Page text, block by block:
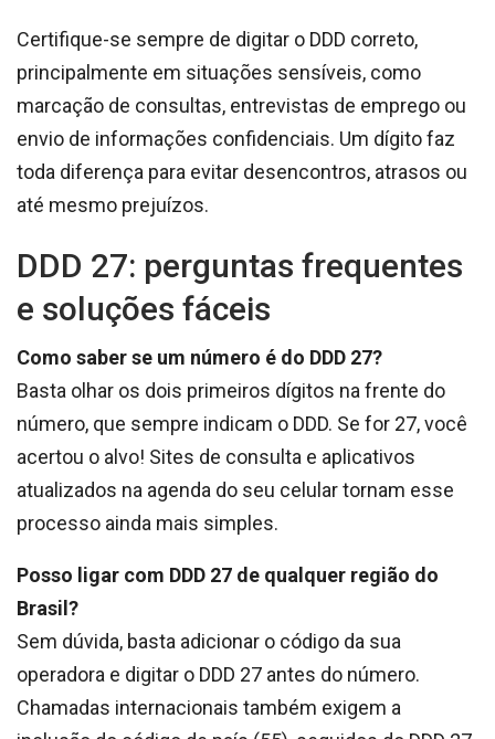
Certifique-se sempre de digitar o DDD correto,
principalmente em situações sensíveis, como
marcação de consultas, entrevistas de emprego ou
envio de informações confidenciais. Um dígito faz
toda diferença para evitar desencontros, atrasos ou
até mesmo prejuízos.
DDD 27: perguntas frequentes
e soluções fáceis
Como saber se um número é do DDD 27?
Basta olhar os dois primeiros dígitos na frente do
número, que sempre indicam o DDD. Se for 27, você
acertou o alvo! Sites de consulta e aplicativos
atualizados na agenda do seu celular tornam esse
processo ainda mais simples.
Posso ligar com DDD 27 de qualquer região do
Brasil?
Sem dúvida, basta adicionar o código da sua
operadora e digitar o DDD 27 antes do número.
Chamadas internacionais também exigem a